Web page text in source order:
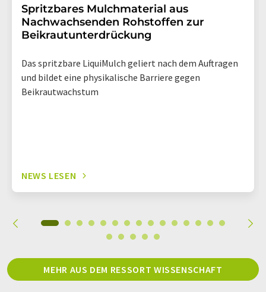
Spritzbares Mulchmaterial aus
Nachwachsenden Rohstoffen zur
Beikrautunterdrückung
Das spritzbare LiquiMulch geliert nach dem Auftragen
und bildet eine physikalische Barriere gegen
Beikrautwachstum
NEWS LESEN
MEHR AUS DEM RESSORT WISSENSCHAFT